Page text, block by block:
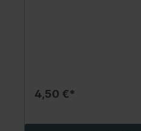
4,50 €*